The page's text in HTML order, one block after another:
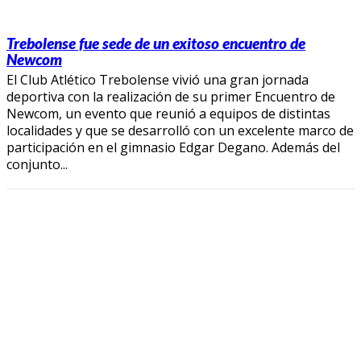
Trebolense fue sede de un exitoso encuentro de
Newcom
El Club Atlético Trebolense vivió una gran jornada
deportiva con la realización de su primer Encuentro de
Newcom, un evento que reunió a equipos de distintas
localidades y que se desarrolló con un excelente marco de
participación en el gimnasio Edgar Degano. Además del
conjunto...